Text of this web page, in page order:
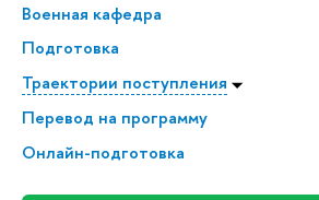
Военная кафедра
Подготовка
Траектории поступления
Перевод на программу
Онлайн-подготовка